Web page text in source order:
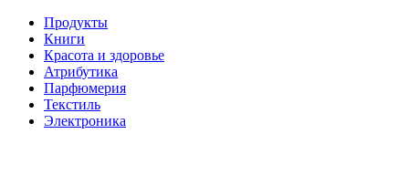
Продукты
Книги
Красота и здоровье
Атрибутика
Парфюмерия
Текстиль
Электроника